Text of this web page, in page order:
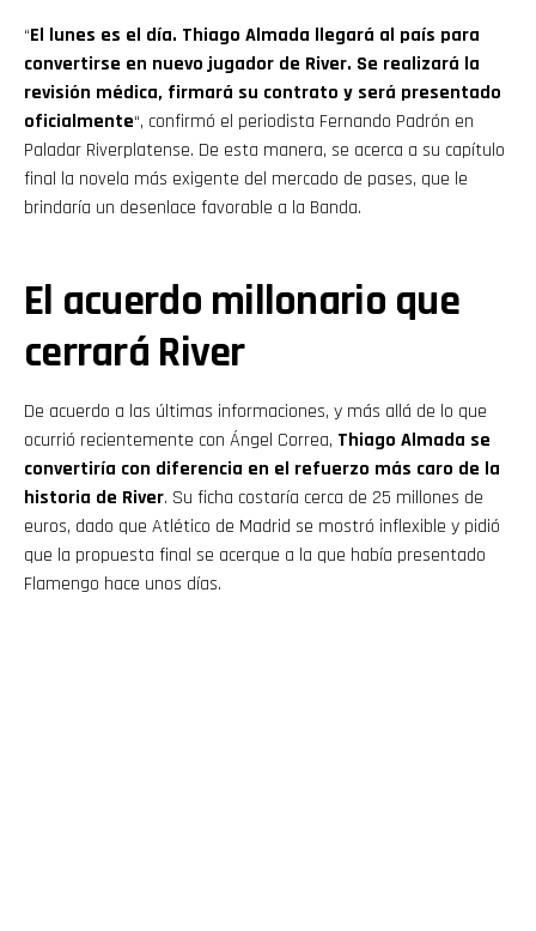
“El lunes es el día. Thiago Almada llegará al país para
convertirse en nuevo jugador de River. Se realizará la
revisión médica, firmará su contrato y será presentado
oficialmente“, confirmó el periodista Fernando Padrón en
Paladar Riverplatense. De esta manera, se acerca a su capítulo
final la novela más exigente del mercado de pases, que le
brindaría un desenlace favorable a la Banda.
El acuerdo millonario que
cerrará River
De acuerdo a las últimas informaciones, y más allá de lo que
ocurrió recientemente con Ángel Correa, Thiago Almada se
convertiría con diferencia en el refuerzo más caro de la
historia de River. Su ficha costaría cerca de 25 millones de
euros, dado que Atlético de Madrid se mostró inflexible y pidió
que la propuesta final se acerque a la que había presentado
Flamengo hace unos días.